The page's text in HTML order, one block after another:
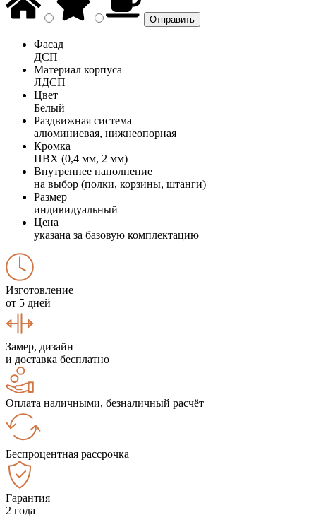
Фасад
ДСП
Материал корпуса
ЛДСП
Цвет
Белый
Раздвижная система
алюминиевая, нижнеопорная
Кромка
ПВХ (0,4 мм, 2 мм)
Внутреннее наполнение
на выбор (полки, корзины, штанги)
Размер
индивидуальный
Цена
указана за базовую комплектацию
Изготовление
от 5 дней
Замер, дизайн
и доставка бесплатно
Оплата наличными, безналичный расчёт
Беспроцентная рассрочка
Гарантия
2 года